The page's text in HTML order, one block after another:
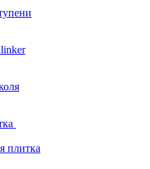
плитка